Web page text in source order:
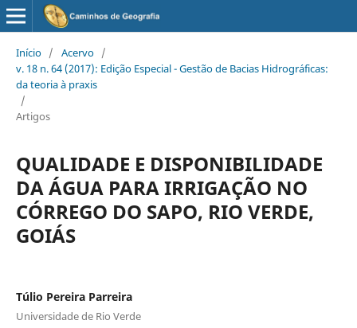
Início / Acervo /
v. 18 n. 64 (2017): Edição Especial - Gestão de Bacias Hidrográficas:
da teoria à praxis
/
Artigos
QUALIDADE E DISPONIBILIDADE
DA ÁGUA PARA IRRIGAÇÃO NO
CÓRREGO DO SAPO, RIO VERDE,
GOIÁS
Túlio Pereira Parreira
Universidade de Rio Verde